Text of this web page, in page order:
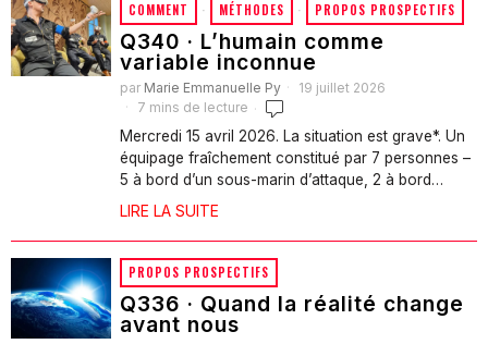
COMMENT · MÉTHODES · PROPOS PROSPECTIFS
Q340 · L’humain comme
variable inconnue
par Marie Emmanuelle Py
19 juillet 2026
7 mins de lecture
Mercredi 15 avril 2026. La situation est grave*. Un
équipage fraîchement constitué par 7 personnes –
5 à bord d’un sous-marin d’attaque, 2 à bord…
LIRE LA SUITE
PROPOS PROSPECTIFS
Q336 · Quand la réalité change
avant nous